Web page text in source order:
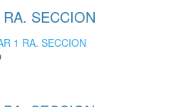
SECCION
1 RA. SECCION